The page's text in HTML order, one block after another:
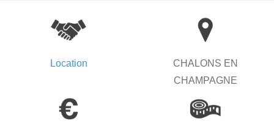
Location
CHALONS EN
CHAMPAGNE